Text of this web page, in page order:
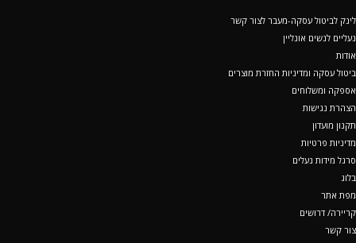
לינק לביטול עסקה-מעבר לצור קשר
נעליים לנשים אונליין
אודות
ביטול עסקה ומדיניות החזרת מוצרים
אספקה ומשלוחים
הצהרת נגישות
תקנון מועדון
מדיניות פרטיות
סרגל מידות נעלים
בלוג
מפת אתר
קריירה/ דרושים
צור קשר